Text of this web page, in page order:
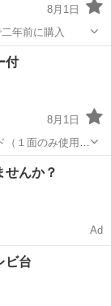
8月1日
年前に購入
付
8月1日
１面のみ使用感
専用マーカー
せんか？
Ad
ビ台